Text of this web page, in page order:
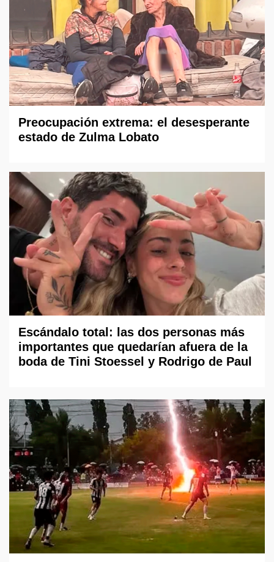
Preocupación extrema: el desesperante
estado de Zulma Lobato
Escándalo total: las dos personas más
importantes que quedarían afuera de la
boda de Tini Stoessel y Rodrigo de Paul